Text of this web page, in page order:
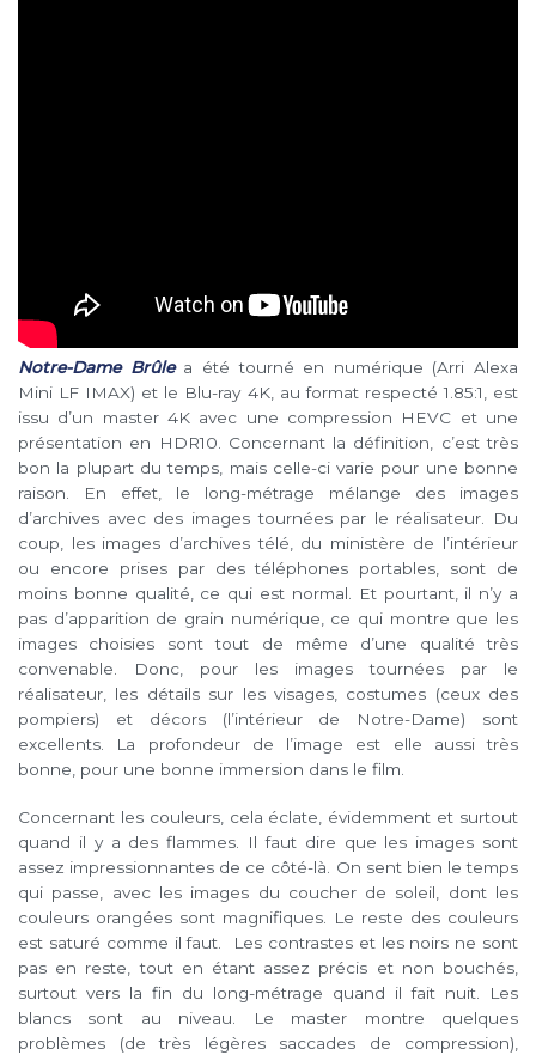
Notre-Dame Brûlea été tourné en numérique (Arri Alexa
Mini LF IMAX) et le Blu-ray 4K, au format respecté 1.85:1, est
issu d’un master 4K avec une compression HEVC et une
présentation en HDR10. Concernant la définition, c’est très
bon la plupart du temps, mais celle-ci varie pour une bonne
raison. En effet, le long-métrage mélange des images
d’archives avec des images tournées par le réalisateur. Du
coup, les images d’archives télé, du ministère de l’intérieur
ou encore prises par des téléphones portables, sont de
moins bonne qualité, ce qui est normal. Et pourtant, il n’y a
pas d’apparition de grain numérique, ce qui montre que les
images choisies sont tout de même d’une qualité très
convenable. Donc, pour les images tournées par le
réalisateur, les détails sur les visages, costumes (ceux des
pompiers) et décors (l’intérieur de Notre-Dame) sont
excellents. La profondeur de l’image est elle aussi très
bonne, pour une bonne immersion dans le film.
Concernant les couleurs, cela éclate, évidemment et surtout
quand il y a des flammes. Il faut dire que les images sont
assez impressionnantes de ce côté-là. On sent bien le temps
qui passe, avec les images du coucher de soleil, dont les
couleurs orangées sont magnifiques. Le reste des couleurs
est saturé comme il faut. Les contrastes et les noirs ne sont
pas en reste, tout en étant assez précis et non bouchés,
surtout vers la fin du long-métrage quand il fait nuit. Les
blancs sont au niveau. Le master montre quelques
problèmes (de très légères saccades de compression),